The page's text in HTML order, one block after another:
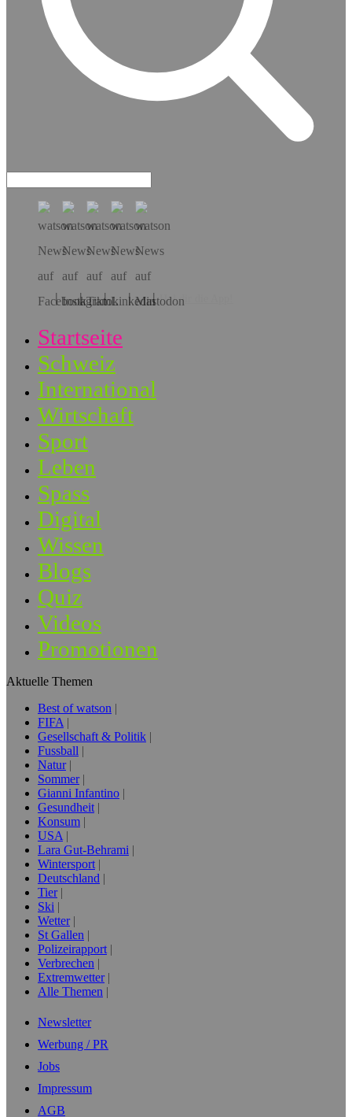
Hol dir die App!
Startseite
Schweiz
International
Wirtschaft
Sport
Leben
Spass
Digital
Wissen
Blogs
Quiz
Videos
Promotionen
Aktuelle Themen
Best of watson
FIFA
Gesellschaft & Politik
Fussball
Natur
Sommer
Gianni Infantino
Gesundheit
Konsum
USA
Lara Gut-Behrami
Wintersport
Deutschland
Tier
Ski
Wetter
St Gallen
Polizeirapport
Verbrechen
Extremwetter
Alle Themen
Newsletter
Werbung / PR
Jobs
Impressum
AGB